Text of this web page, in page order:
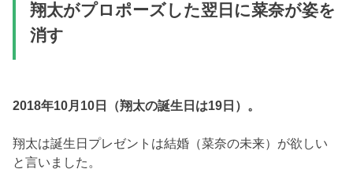
翔太がプロポーズした翌日に菜奈が姿を
消す
2018年10月10日（翔太の誕生日は19日）。
翔太は誕生日プレゼントは結婚（菜奈の未来）が欲しい
と言いました。